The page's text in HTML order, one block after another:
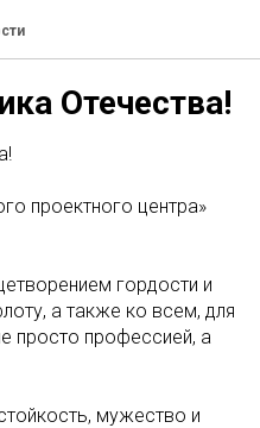
Отечества!
проектного центра»
гордости и
а также ко всем, для
просто профессией, а
мужество и